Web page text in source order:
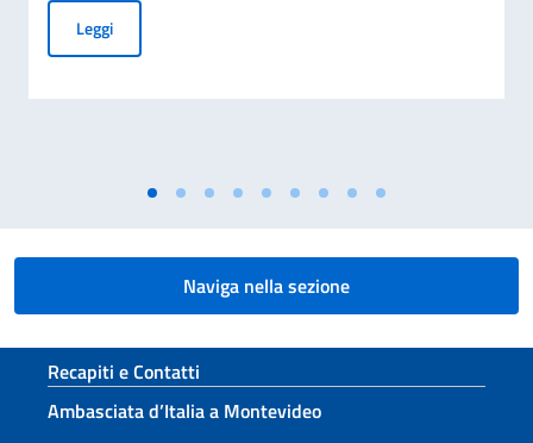
LeggiMessaggio dell'On. Ministro per la Giornata nazionale del
Naviga nella sezione
Sezione footer
Recapiti e Contatti
Ambasciata d’Italia a Montevideo